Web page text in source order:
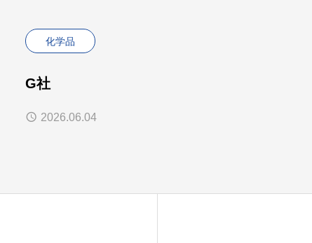
化学品
G社
2026.06.04